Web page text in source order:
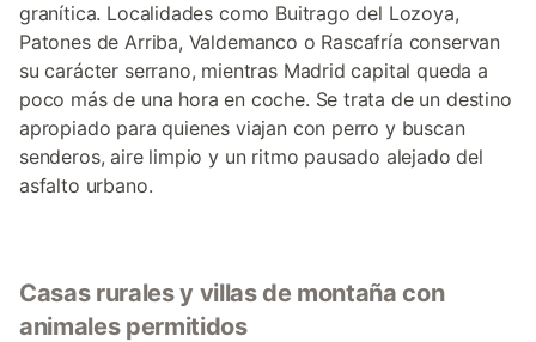
granítica. Localidades como Buitrago del Lozoya,
Patones de Arriba, Valdemanco o Rascafría conservan
su carácter serrano, mientras Madrid capital queda a
poco más de una hora en coche. Se trata de un destino
apropiado para quienes viajan con perro y buscan
senderos, aire limpio y un ritmo pausado alejado del
asfalto urbano.
Casas rurales y villas de montaña con
animales permitidos